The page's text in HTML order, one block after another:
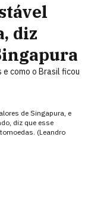
diz
como o Brasil ficou
de Singapura, e
diz que esse
(Leandro